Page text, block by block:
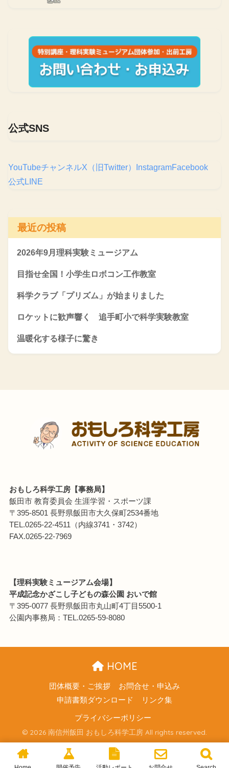
公式SNS
YouTubeチャンネルX（旧Twitter） InstagramFacebook
公式LINE
最近の投稿
2026年9月理科実験ミュージアム
目指せ全国！小学生ロボコン工作教室
科学クラブ「プリズム」が始まりました
ロケットに歓声響く 追手町小で科学実験教室
温暖化する様子に驚き
おもしろ科学工房【事務局】
飯田市 教育委員会 生涯学習・スポーツ課
〒395-8501 長野県飯田市大久保町2534番地
TEL.0265-22-4511（内線3741・3742）
FAX.0265-22-7969
【理科実験ミュージアム会場】
平成記念かざこし子どもの森公園 おいで館
〒395-0077 長野県飯田市丸山町4丁目5500-1
公園内事務局：TEL.0265-59-8080
HOME
団体概要・ご挨拶
お問合せ・申込み
申請書類ダウンロード
リンク集
プライバシーポリシー
© 2026 南信州飯田 おもしろ科学工房 All rights reserved.